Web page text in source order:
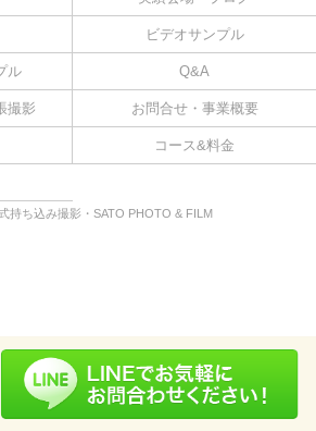
ビデオサンプル
ル Q&A
撮影 お問合せ・事業概要
コース&料金
持ち込み撮影・SATO PHOTO & FILM